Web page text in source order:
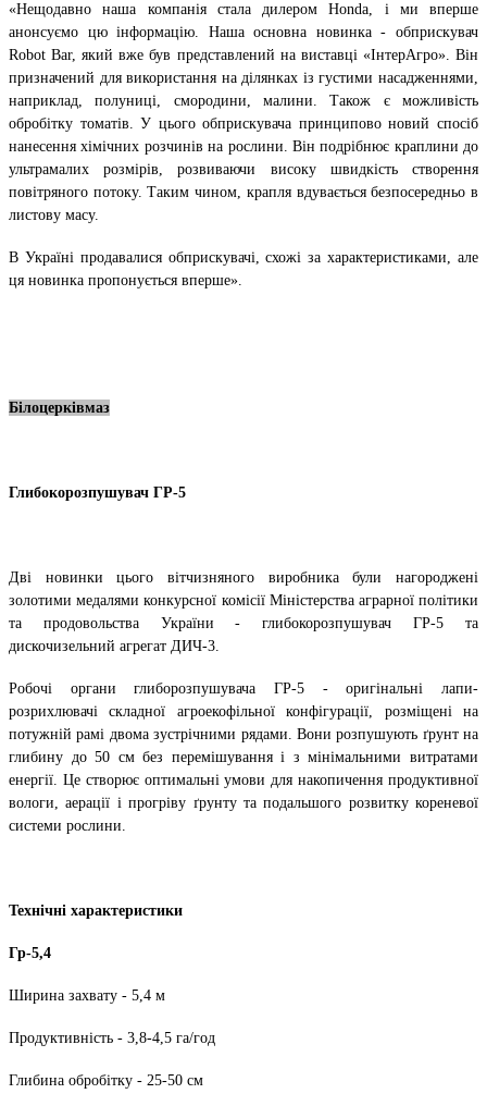
«Нещодавно наша компанія стала дилером Honda, і ми вперше
анонсуємо цю інформацію. Наша основна новинка - обприскувач
Robot Bar, який вже був представлений на виставці «ІнтерАгро». Він
призначений для використання на ділянках із густими насадженнями,
наприклад, полуниці, смородини, малини. Також є можливість
обробітку томатів. У цього обприскувача принципово новий спосіб
нанесення хімічних розчинів на рослини. Він подрібнює краплини до
ультрамалих розмірів, розвиваючи високу швидкість створення
повітряного потоку. Таким чином, крапля вдувається безпосередньо в
листову масу.
В Україні продавалися обприскувачі, схожі за характеристиками, але
ця новинка пропонується вперше».
Білоцерківмаз
Глибокорозпушувач ГР-5
Дві новинки цього вітчизняного виробника були нагороджені
золотими медалями конкурсної комісії Міністерства аграрної політики
та продовольства України - глибокорозпушувач ГР-5 та
дискочизельний агрегат ДИЧ-3.
Робочі органи глиборозпушувача ГР-5 - оригінальні лапи-
розрихлювачі складної агроекофільної конфігурації, розміщені на
потужній рамі двома зустрічними рядами. Вони розпушують ґрунт на
глибину до 50 см без перемішування і з мінімальними витратами
енергії. Це створює оптимальні умови для накопичення продуктивної
вологи, аерації і прогріву ґрунту та подальшого розвитку кореневої
системи рослини.
Технічні характеристики
Гр-5,4
Ширина захвату - 5,4 м
Продуктивність - 3,8-4,5 га/год
Глибина обробітку - 25-50 см